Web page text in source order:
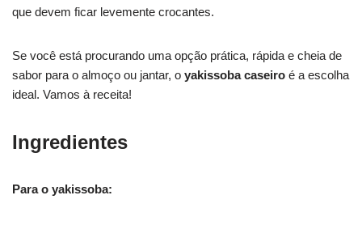
que devem ficar levemente crocantes.
Se você está procurando uma opção prática, rápida e cheia de
sabor para o almoço ou jantar, o yakissoba caseiro é a escolha
ideal. Vamos à receita!
Ingredientes
Para o yakissoba: